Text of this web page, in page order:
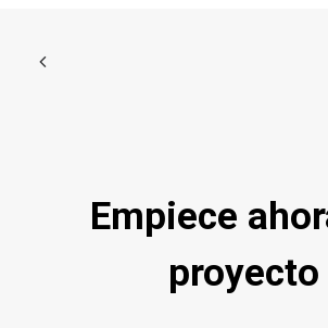
Empiece
proyecto